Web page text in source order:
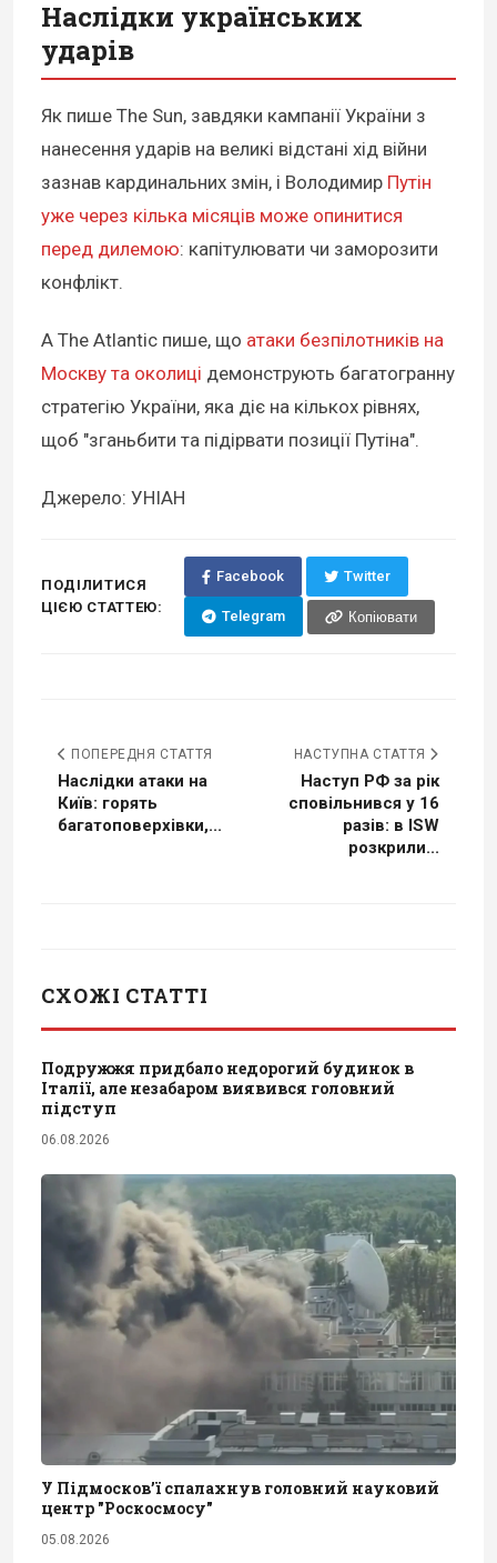
Наслідки українських
ударів
Як пише The Sun, завдяки кампанії України з
нанесення ударів на великі відстані хід війни
зазнав кардинальних змін, і Володимир Путін
уже через кілька місяців може опинитися
перед дилемою: капітулювати чи заморозити
конфлікт.
А The Atlantic пише, що атаки безпілотників на
Москву та околиці демонструють багатогранну
стратегію України, яка діє на кількох рівнях,
щоб "зганьбити та підірвати позиції Путіна".
Джерело: УНІАН
ПОДІЛИТИСЯ
ЦІЄЮ СТАТТЕЮ:
Facebook Twitter
Telegram Копіювати
ПОПЕРЕДНЯ СТАТТЯ
Наслідки атаки на
Київ: горять
багатоповерхівки,...
НАСТУПНА СТАТТЯ
Наступ РФ за рік
сповільнився у 16
разів: в ISW
розкрили...
СХОЖІ СТАТТІ
Подружжя придбало недорогий будинок в
Італії, але незабаром виявився головний
підступ
06.08.2026
У Підмосков’ї спалахнув головний науковий
центр "Роскосмосу"
05.08.2026